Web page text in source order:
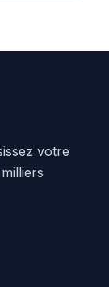
votre